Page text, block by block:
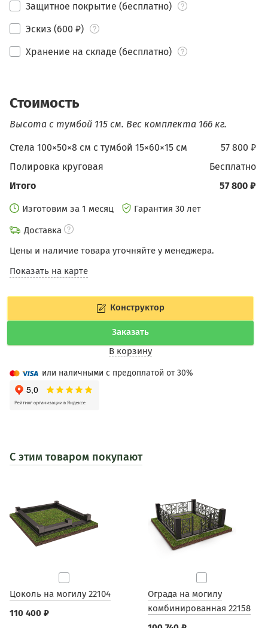
Защитное покрытие (бесплатно)
Эскиз (600 ₽)
Хранение на складе (бесплатно)
Стоимость
Высота с тумбой 115 см. Вес комплекта 166 кг.
57 800 ₽
Стела 100×50×8 см с тумбой 15×60×15 см
бесплатно
Полировка круговая
57 800 ₽
Итого
Изготовим за 1 месяц
Гарантия 30 лет
Доставка
Цены и наличие товара уточняйте у менеджера.
Показать на карте
Конструктор
Заказать
В корзину
или наличными с предоплатой от 30%
С этим товаром покупают
Цоколь на могилу 22104
110 400 ₽
Ограда на могилу
комбинированная 22158